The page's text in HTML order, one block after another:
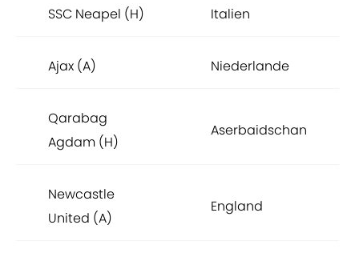
SSC Neapel (H) Italien
Ajax (A) Niederlande
Qarabag
Agdam (H)
Aserbaidschan
Newcastle
United (A)
England